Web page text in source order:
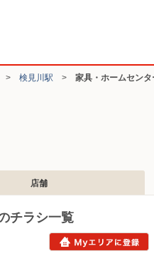
> 検見川駅 > 家具・ホームセン
店舗
チラシ一覧